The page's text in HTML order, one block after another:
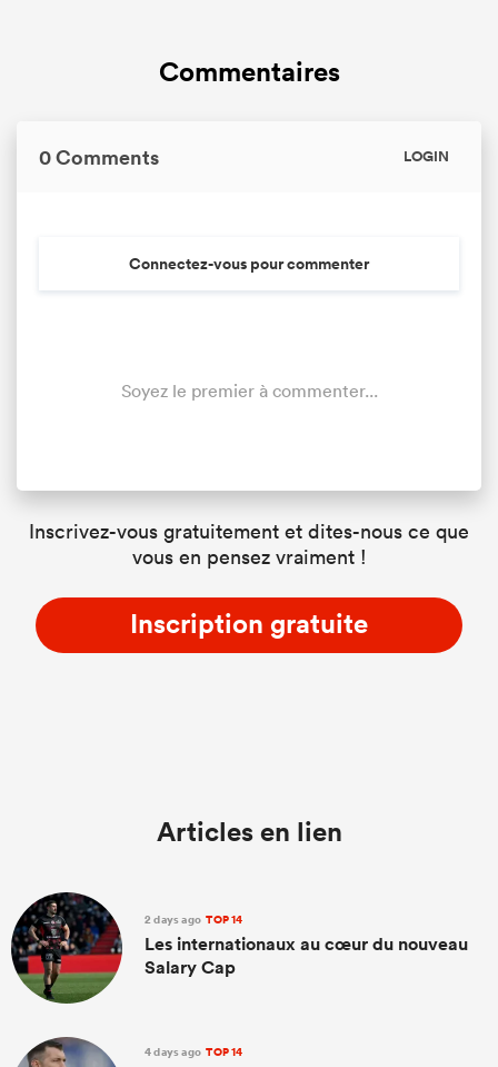
Commentaires
0 Comments LOGIN
Connectez-vous pour commenter
Soyez le premier à commenter...
Inscrivez-vous gratuitement et dites-nous ce que
vous en pensez vraiment !
Inscription gratuite
Articles en lien
2 days ago TOP 14
Les internationaux au cœur du nouveau
Salary Cap
4 days ago TOP 14